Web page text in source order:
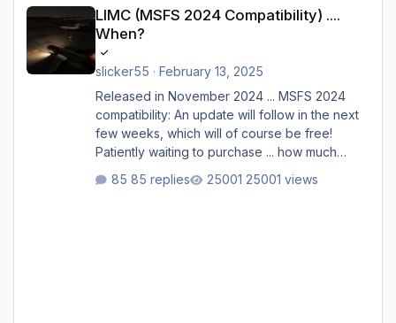
LIMC (MSFS 2024 Compatibility) ....
When?
slicker55 · February 13, 2025
Released in November 2024 ... MSFS 2024
compatibility: An update will follow in the next
few weeks, which will of course be free!
Patiently waiting to purchase ... how much
85 replies 25001 views